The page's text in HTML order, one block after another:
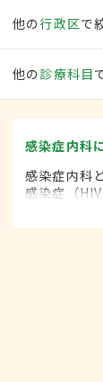
他の行政区で
他の 診療科目
感染症内科
感染症内科
感染症（
的に取り扱